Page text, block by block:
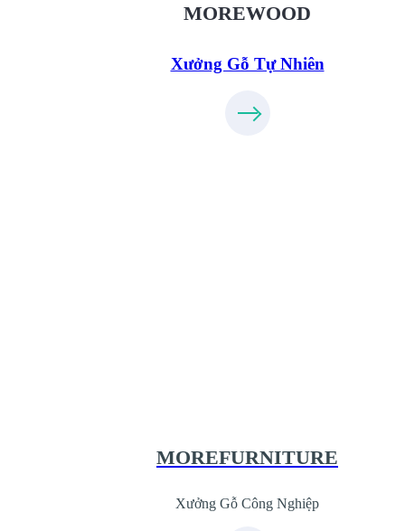
MOREWOOD
Xưởng Gỗ Tự Nhiên
MOREFURNITURE
Xưởng Gỗ Công Nghiệp